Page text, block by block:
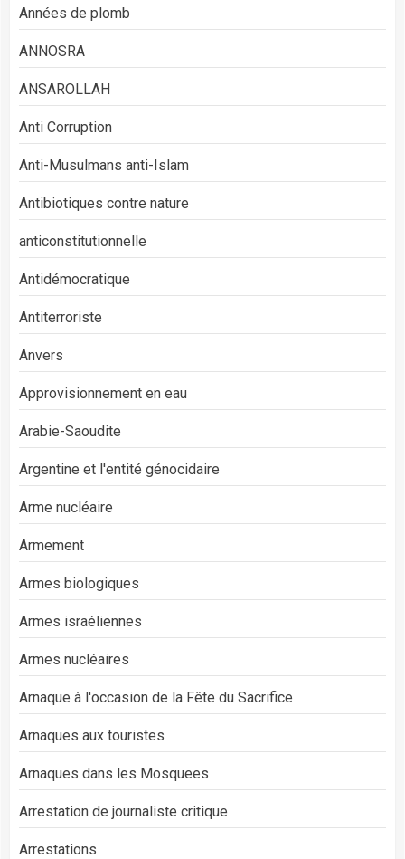
Années de plomb
ANNOSRA
ANSAROLLAH
Anti Corruption
Anti-Musulmans anti-Islam
Antibiotiques contre nature
anticonstitutionnelle
Antidémocratique
Antiterroriste
Anvers
Approvisionnement en eau
Arabie-Saoudite
Argentine et l'entité génocidaire
Arme nucléaire
Armement
Armes biologiques
Armes israéliennes
Armes nucléaires
Arnaque à l'occasion de la Fête du Sacrifice
Arnaques aux touristes
Arnaques dans les Mosquees
Arrestation de journaliste critique
Arrestations